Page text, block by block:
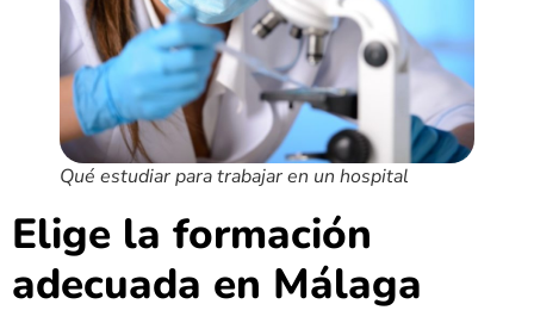
Qué estudiar para trabajar en un hospital
Elige la formación
adecuada en Málaga